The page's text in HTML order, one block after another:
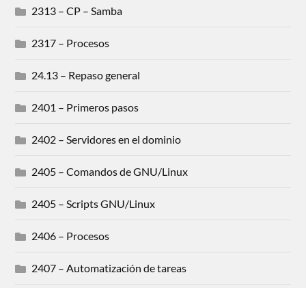
2313 – CP – Samba
2317 – Procesos
24.13 – Repaso general
2401 – Primeros pasos
2402 – Servidores en el dominio
2405 – Comandos de GNU/Linux
2405 – Scripts GNU/Linux
2406 – Procesos
2407 – Automatización de tareas